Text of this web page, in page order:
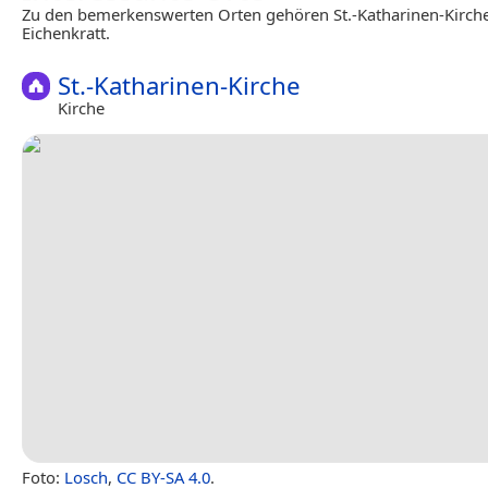
Zu den bemerkenswerten Orten gehören St.-Katharinen-
Eichenkratt.
St.-Katharinen-Kirche
Kirche
Foto: Losch, CC BY-SA 4.0.